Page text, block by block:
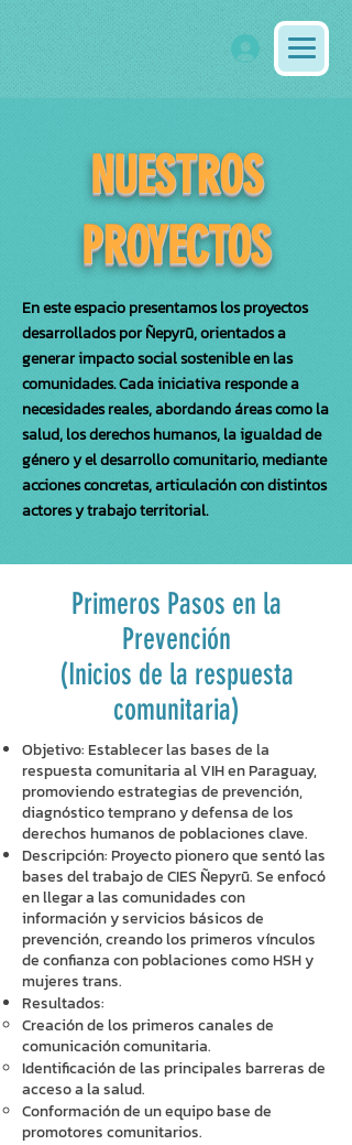
NUESTROS
PROYECTOS
En este espacio presentamos los proyectos
desarrollados por Ñepyrũ, orientados a
generar impacto social sostenible en las
comunidades. Cada iniciativa responde a
necesidades reales, abordando áreas como la
salud, los derechos humanos, la igualdad de
género y el desarrollo comunitario, mediante
acciones concretas, articulación con distintos
actores y trabajo territorial.
Primeros Pasos en la
Prevención
(Inicios de la respuesta
comunitaria)
Objetivo:Establecer las bases de la
respuesta comunitaria al VIH en Paraguay,
promoviendo estrategias de prevención,
diagnóstico temprano y defensa de los
derechos humanos de poblaciones clave.
Descripción: Proyecto pionero que sentó las
bases del trabajo de CIES Ñepyrũ. Se enfocó
en llegar a las comunidades con
información y servicios básicos de
prevención, creando los primeros vínculos
de confianza con poblaciones como HSH y
mujeres trans.
Resultados:
Creación de los primeros canales de
comunicación comunitaria.
Identificación de las principales barreras de
acceso a la salud.
Conformación de un equipo base de
promotores comunitarios.